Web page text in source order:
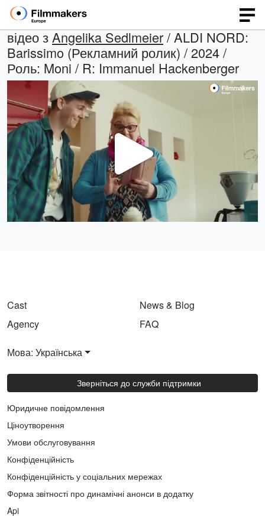
відео зAngelika Sedlmeier/ ALDI NORD:
Barissimo (Рекламний ролик) / 2024 /
Роль: Moni / R: Immanuel Hackenberger
відео
Cast
Agency
News & Blog
FAQ
Мова: Українська
Зверніться до служби підтримки
Юридичне повідомлення
Ціноутворення
Умови обслуговування
Конфіденційність
Конфіденційність у соціальних мережах
Форма звітності про динамічні анонси в додатку
Api